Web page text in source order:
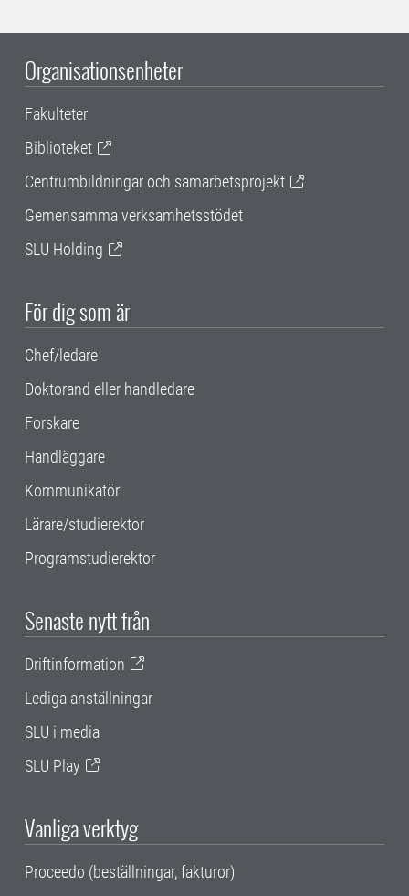
Organisationsenheter
Fakulteter
Biblioteket
Centrumbildningar och samarbetsprojekt
Gemensamma verksamhetsstödet
SLU Holding
För dig som är
Chef/ledare
Doktorand eller handledare
Forskare
Handläggare
Kommunikatör
Lärare/studierektor
Programstudierektor
Senaste nytt från
Driftinformation
Lediga anställningar
SLU i media
SLU Play
Vanliga verktyg
Proceedo (beställningar, fakturor)